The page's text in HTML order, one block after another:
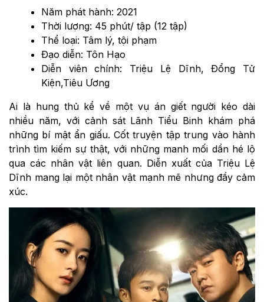
Năm phát hành: 2021
Thời lượng: 45 phút/ tập (12 tập)
Thể loại: Tâm lý, tội phạm
Đạo diễn: Tôn Hạo
Diễn viên chính: Triệu Lệ Dĩnh, Đổng Tử
Kiện,Tiêu Ương
Ai là hung thủ kể về một vụ án giết người kéo dài
nhiều năm, với cảnh sát Lãnh Tiểu Binh khám phá
những bí mật ẩn giấu. Cốt truyện tập trung vào hành
trình tìm kiếm sự thật, với những manh mối dần hé lộ
qua các nhân vật liên quan. Diễn xuất của Triệu Lệ
Dĩnh mang lại một nhân vật mạnh mẽ nhưng đầy cảm
xúc.